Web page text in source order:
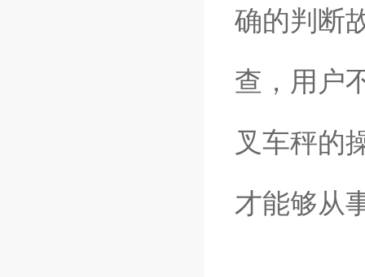
确的判断
查，用户
叉车秤的
才能够从